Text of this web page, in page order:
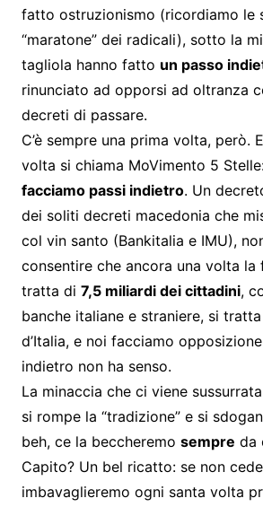
fatto ostruzionismo (ricordiamo le
“maratone” dei radicali), sotto la
tagliola hanno fatto un passo
rinunciato ad opporsi ad oltranza
decreti di passare.
C’è sempre una prima volta, però.
volta si chiama MoVimento 5
facciamo passi indietro. Un
dei soliti decreti macedonia che
col vin santo (Bankitalia e IMU),
consentire che ancora una volta la
tratta di 7,5 miliardi dei cittadini,
banche italiane e straniere, si
d’Italia, e noi facciamo
indietro non ha senso.
La minaccia che ci viene
si rompe la “tradizione” e si
beh, ce la beccheremo sempre da
Capito? Un bel ricatto: se non
imbavaglieremo ogni santa volta